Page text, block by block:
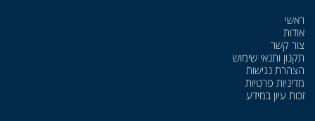
ראשי
אודות
צור קשר
תקנון ותנאי שימוש
הצהרת נגישות
מדיניות פרטיות
זכות עיון במידע